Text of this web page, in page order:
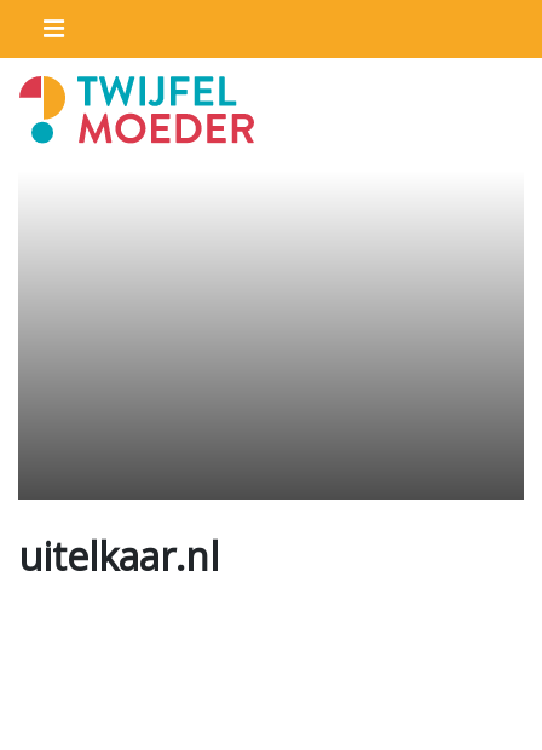
uitelkaar.nl